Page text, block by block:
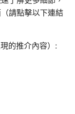
請點擊以下連結
的推介內容）: